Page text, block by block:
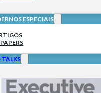
ESPECIAIS
TALKS